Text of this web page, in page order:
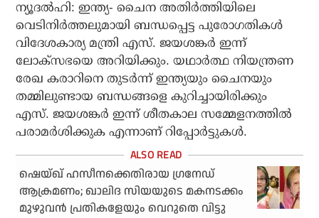
ന്യൂദല്‍ഹി: ഇന്ത്യ- ചൈന അതിര്‍ത്തിയിലെ
വെടിനിര്‍ത്തലുമായി ബന്ധപ്പെട്ട പുരോഗതികള്‍
വിദേശകാര്യ മന്ത്രി എസ്. ജയശങ്കര്‍ ഇന്ന്
ലോക്‌സഭയെ അറിയിക്കും. യഥാര്‍ത്ഥ നിയന്ത്രണ
രേഖ കരാറിനെ തുടര്‍ന്ന് ഇന്ത്യയും ചൈനയും
തമ്മിലുണ്ടായ ബന്ധങ്ങളെ കുറിച്ചായിരിക്കും
എസ്. ജയശങ്കര്‍ ഇന്ന് ശീതകാല സമ്മേളനത്തില്‍
പരാമര്‍ശിക്കുക എന്നാണ് റിപ്പോര്‍ട്ടുകള്‍.
ഷെയ്ഖ് ഹസീനക്കെതിരായ ഗ്രനേഡ്
ആക്രമണം; ഖാലിദ സിയയുടെ മകനടക്കം
മുഴുവന്‍ പ്രതികളേയും വെറുതെ വിട്ടു